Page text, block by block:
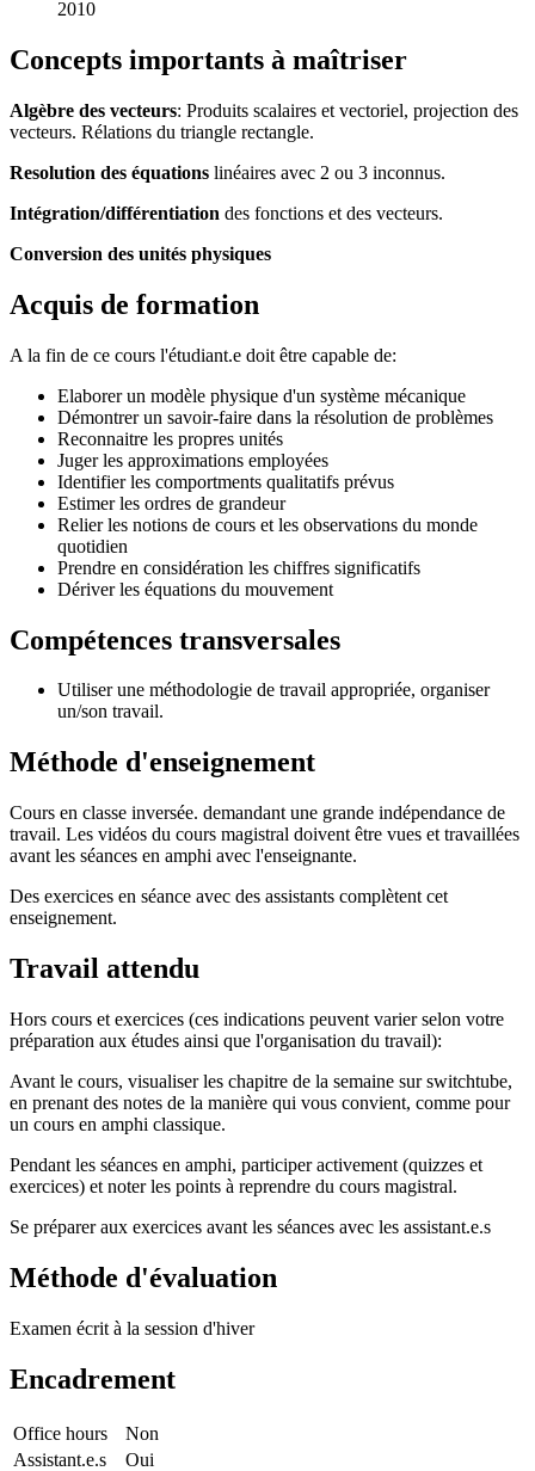
2010
Concepts importants à maîtriser
Algèbre des vecteurs: Produits scalaires et vectoriel, projection des
vecteurs. Rélations du triangle rectangle.
Resolution des équations linéaires avec 2 ou 3 inconnus.
Intégration/différentiation des fonctions et des vecteurs.
Conversion des unités physiques
Acquis de formation
A la fin de ce cours l'étudiant.e doit être capable de:
Elaborer un modèle physique d'un système mécanique
Démontrer un savoir-faire dans la résolution de problèmes
Reconnaitre les propres unités
Juger les approximations employées
Identifier les comportments qualitatifs prévus
Estimer les ordres de grandeur
Relier les notions de cours et les observations du monde
quotidien
Prendre en considération les chiffres significatifs
Dériver les équations du mouvement
Compétences transversales
Utiliser une méthodologie de travail appropriée, organiser
un/son travail.
Méthode d'enseignement
Cours en classe inversée. demandant une grande indépendance de
travail. Les vidéos du cours magistral doivent être vues et travaillées
avant les séances en amphi avec l'enseignante.
Des exercices en séance avec des assistants complètent cet
enseignement.
Travail attendu
Hors cours et exercices (ces indications peuvent varier selon votre
préparation aux études ainsi que l'organisation du travail):
Avant le cours, visualiser les chapitre de la semaine sur switchtube,
en prenant des notes de la manière qui vous convient, comme pour
un cours en amphi classique.
Pendant les séances en amphi, participer activement (quizzes et
exercices) et noter les points à reprendre du cours magistral.
Se préparer aux exercices avant les séances avec les assistant.e.s
Méthode d'évaluation
Examen écrit à la session d'hiver
Encadrement
Office hours
Non
Assistant.e.s
Oui